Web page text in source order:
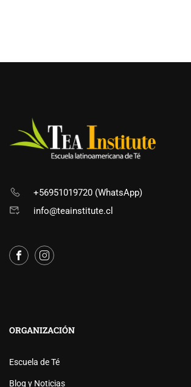
+56951019720 (WhatsApp)
info@teainstitute.cl
ORGANIZACIÓN
Escuela de Té
Blog y Noticias